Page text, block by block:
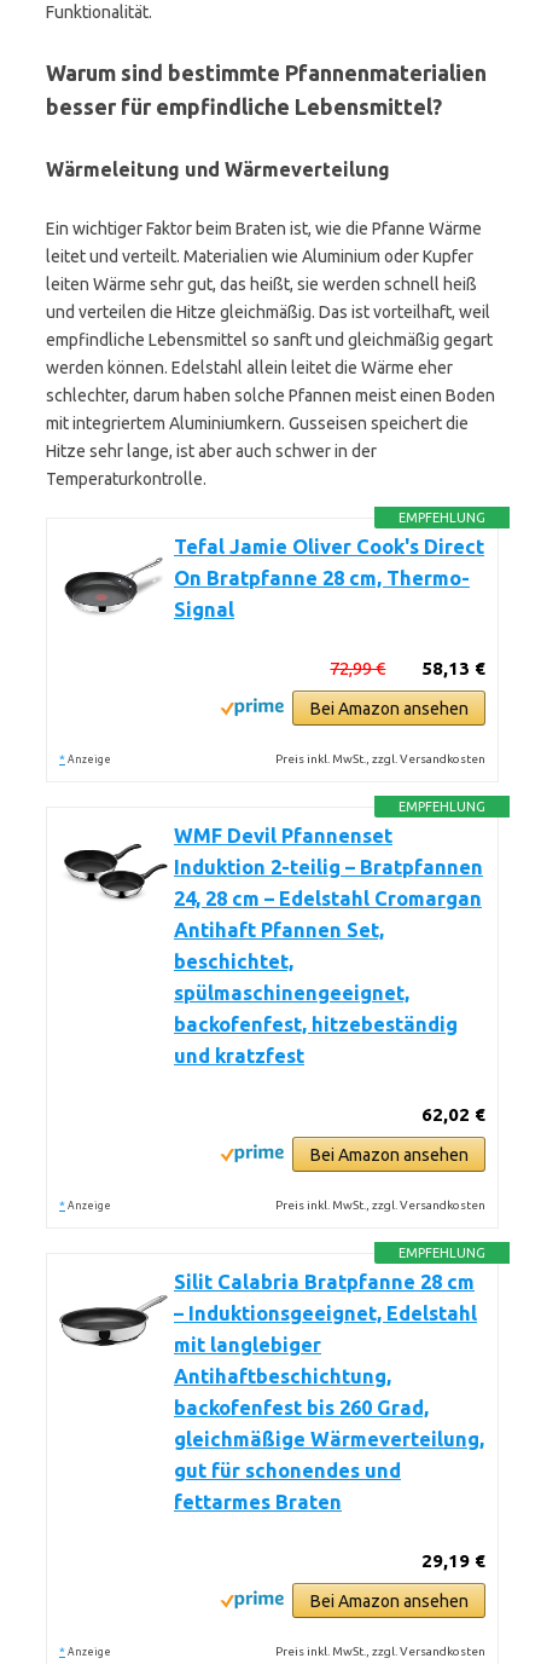
Funktionalität.
Warum sind bestimmte Pfannenmaterialien
besser für empfindliche Lebensmittel?
Wärmeleitung und Wärmeverteilung
Ein wichtiger Faktor beim Braten ist, wie die Pfanne Wärme
leitet und verteilt. Materialien wie Aluminium oder Kupfer
leiten Wärme sehr gut, das heißt, sie werden schnell heiß
und verteilen die Hitze gleichmäßig. Das ist vorteilhaft, weil
empfindliche Lebensmittel so sanft und gleichmäßig gegart
werden können. Edelstahl allein leitet die Wärme eher
schlechter, darum haben solche Pfannen meist einen Boden
mit integriertem Aluminiumkern. Gusseisen speichert die
Hitze sehr lange, ist aber auch schwer in der
Temperaturkontrolle.
EMPFEHLUNG
Tefal Jamie Oliver Cook's Direct
On Bratpfanne 28 cm, Thermo-
Signal
58,13 €
72,99 €
Bei Amazon ansehen
* Anzeige Preis inkl. MwSt., zzgl. Versandkosten
EMPFEHLUNG
WMF Devil Pfannenset
Induktion 2-teilig – Bratpfannen
24, 28 cm – Edelstahl Cromargan
Antihaft Pfannen Set,
beschichtet,
spülmaschinengeeignet,
backofenfest, hitzebeständig
und kratzfest
62,02 €
Bei Amazon ansehen
* Anzeige Preis inkl. MwSt., zzgl. Versandkosten
EMPFEHLUNG
Silit Calabria Bratpfanne 28 cm
– Induktionsgeeignet, Edelstahl
mit langlebiger
Antihaftbeschichtung,
backofenfest bis 260 Grad,
gleichmäßige Wärmeverteilung,
gut für schonendes und
fettarmes Braten
29,19 €
Bei Amazon ansehen
* Anzeige Preis inkl. MwSt., zzgl. Versandkosten